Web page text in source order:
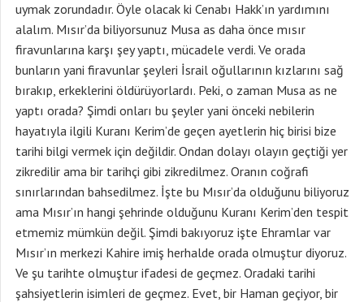
uymak zorundadır. Öyle olacak ki Cenabı Hakk’ın yardımını
alalım. Mısır’da biliyorsunuz Musa as daha önce mısır
firavunlarına karşı şey yaptı, mücadele verdi. Ve orada
bunların yani firavunlar şeyleri İsrail oğullarının kızlarını sağ
bırakıp, erkeklerini öldürüyorlardı. Peki, o zaman Musa as ne
yaptı orada? Şimdi onları bu şeyler yani önceki nebilerin
hayatıyla ilgili Kuranı Kerim’de geçen ayetlerin hiç birisi bize
tarihi bilgi vermek için değildir. Ondan dolayı olayın geçtiği yer
zikredilir ama bir tarihçi gibi zikredilmez. Oranın coğrafi
sınırlarından bahsedilmez. İşte bu Mısır’da olduğunu biliyoruz
ama Mısır’ın hangi şehrinde olduğunu Kuranı Kerim’den tespit
etmemiz mümkün değil. Şimdi bakıyoruz işte Ehramlar var
Mısır’ın merkezi Kahire imiş herhalde orada olmuştur diyoruz.
Ve şu tarihte olmuştur ifadesi de geçmez. Oradaki tarihi
şahsiyetlerin isimleri de geçmez. Evet, bir Haman geçiyor, bir